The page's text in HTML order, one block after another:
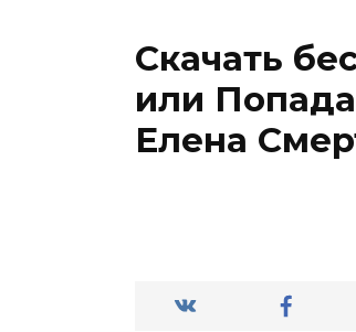
Скачать
или
Елена